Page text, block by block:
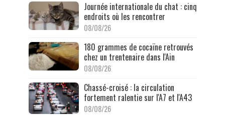
Journée internationale du chat : cinq
endroits où les rencontrer
08/08/26
180 grammes de cocaïne retrouvés
chez un trentenaire dans l'Ain
08/08/26
Chassé-croisé : la circulation
fortement ralentie sur l'A7 et l'A43
08/08/26